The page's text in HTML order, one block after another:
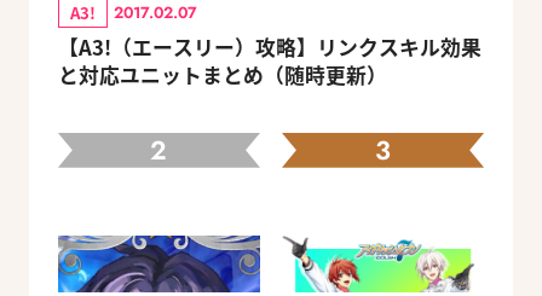
A3! 2017.02.07
【A3!（エースリー）攻略】リンクスキル効果
と対応ユニットまとめ（随時更新）
2 3